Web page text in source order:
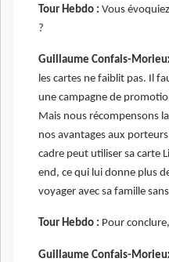
Tour Hebdo : Vous
?
Guillaume Confais-
les cartes ne faiblit pas. Il
une campagne de
Mais nous récompensons
nos avantages aux
cadre peut utiliser sa carte
end, ce qui lui donne plus
voyager avec sa famille
Tour Hebdo : Pour
Guillaume Confais-